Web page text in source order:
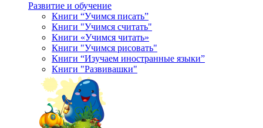
Развитие и обучение
Книги “Учимся писать”
Книги "Учимся считать"
Книги «Учимся читать»
Книги "Учимся рисовать"
Книги “Изучаем иностранные языки”
Книги "Развивашки"